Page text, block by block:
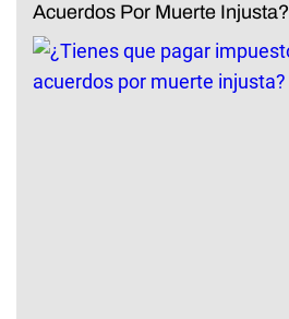
Acuerdos Por Muerte Injusta?